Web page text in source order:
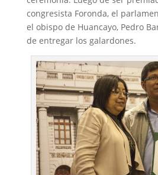
congresista Foronda, el
el obispo de Huancayo, Pedro
de entregar los galardones.